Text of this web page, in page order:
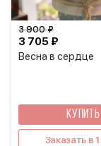
Весна в сердце
3 705 ₽
3 900 ₽
КУПИТЬ
Заказать в